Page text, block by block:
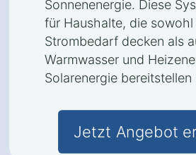
Sonnenenergie. Diese
für Haushalte, die sowohl
Strombedarf decken als
Warmwasser und
Solarenergie bereitstellen
Jetzt Angebot